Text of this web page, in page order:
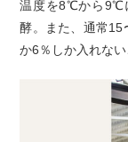
温度を8℃から9℃
酵。また、通常15
か6％しか入れな